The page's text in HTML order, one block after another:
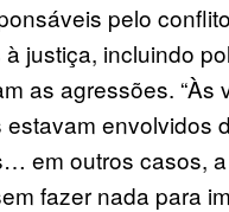
pelo
justiça, incluindo
as agressões. “Às
estavam envolvidos
em outros casos,
fazer nada para